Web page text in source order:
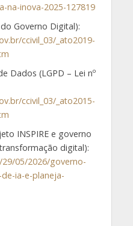
na-inova-2025-127819
Governo Digital):
ccivil_03/_ato2019-
Dados (LGPD – Lei nº
ccivil_03/_ato2015-
INSPIRE e governo
digital):
05/2026/governo-
ia-e-planeja-